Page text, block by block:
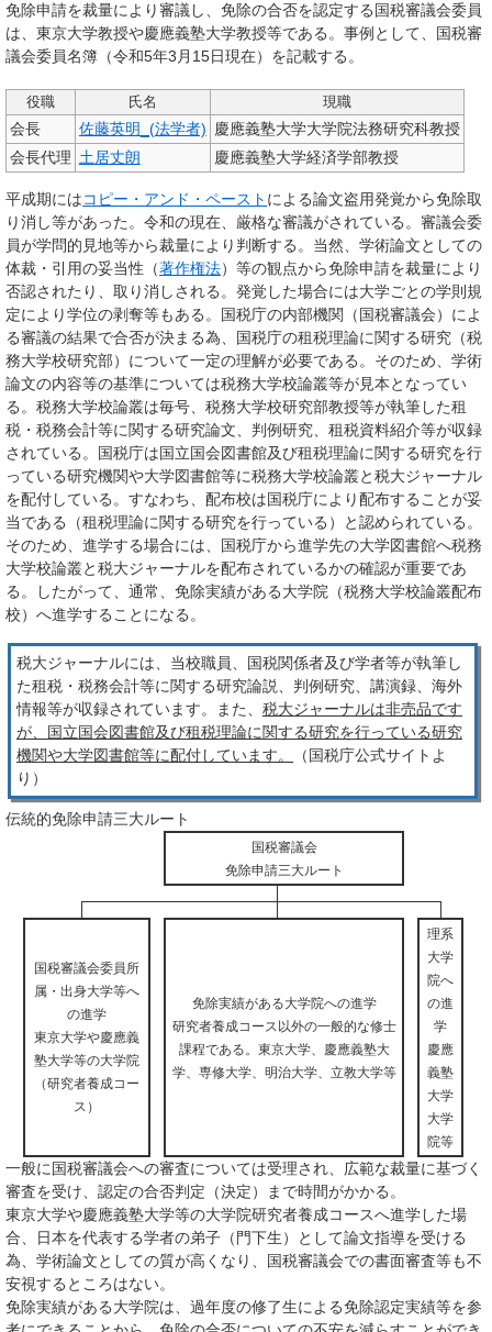
免除申請を裁量により審議し、免除の合否を認定する国税審議会委員
は、東京大学教授や慶應義塾大学教授等である。事例として、国税審
議会委員名簿（令和5年3月15日現在）を記載する。
役職 氏名 現職
会長 佐藤英明_(法学者)
慶應義塾大学大学院法務研究科教授
会長代理 土居丈朗 慶應義塾大学経済学部教授
平成期にはコピー・アンド・ペースト による論文盗用発覚から免除取
り消し等があった。令和の現在、厳格な審議がされている。審議会委
員が学問的見地等から裁量により判断する。当然、学術論文としての
体裁・引用の妥当性（著作権法）等の観点から免除申請を裁量により
否認されたり、取り消しされる。発覚した場合には大学ごとの学則規
定により学位の剥奪等もある。国税庁の内部機関（国税審議会）によ
る審議の結果で合否が決まる為、国税庁の租税理論に関する研究（税
務大学校研究部）について一定の理解が必要である。そのため、学術
論文の内容等の基準については税務大学校論叢等が見本となってい
る。税務大学校論叢は毎号、税務大学校研究部教授等が執筆した租
税・税務会計等に関する研究論文、判例研究、租税資料紹介等が収録
されている。国税庁は国立国会図書館及び租税理論に関する研究を行
っている研究機関や大学図書館等に税務大学校論叢と税大ジャーナル
を配付している。すなわち、配布校は国税庁により配布することが妥
当である（租税理論に関する研究を行っている ）と認められている。
そのため、進学する場合には、国税庁から進学先の大学図書館へ税務
大学校論叢と税大ジャーナルを配布されているかの確認が重要であ
る。したがって、通常、免除実績がある大学院（税務大学校論叢配布
校）へ進学することになる。
税大ジャーナルには、当校職員、国税関係者及び学者等が執筆し
た租税・税務会計等に関する研究論説、判例研究、講演録、海外
情報等が収録されています。また、 税大ジャーナルは非売品です
が、国立国会図書館及び租税理論に関する研究を行っている研究
機関や大学図書館等に配付しています。
（国税庁公式サイトよ
り）
伝統的免除申請三大ルート
国税審議会
免除申請三大ルート
国税審議会委員所
属・出身大学等へ
の進学
東京大学や慶應義
塾大学等の大学院
（研究者養成コー
ス）
免除実績がある大学院への進学
研究者養成コース以外の一般的な修士
課程である。東京大学、慶應義塾大
学、専修大学、明治大学、立教大学等
理系
大学
院へ
の進
学
慶應
義塾
大学
大学
院等
一般に国税審議会への審査については受理され、広範な裁量に基づく
審査を受け、認定の合否判定（決定）まで時間がかかる。
東京大学や慶應義塾大学等の大学院研究者養成コースへ進学した場
合、日本を代表する学者の弟子（門下生）として論文指導を受ける
為、学術論文としての質が高くなり、国税審議会での書面審査等も不
安視するところはない。
免除実績がある大学院は、過年度の修了生による免除認定実績等を参